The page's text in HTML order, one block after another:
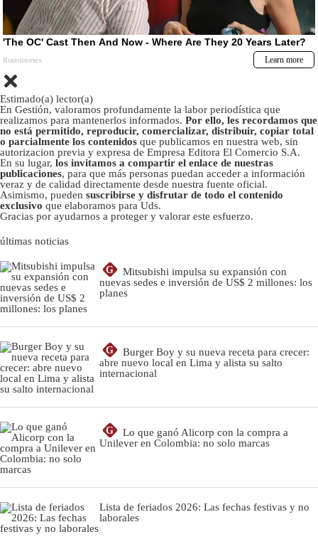
Estimado(a) lector(a)
En Gestión, valoramos profundamente la labor periodística que
realizamos para mantenerlos informados. Por ello, les recordamos que
no está permitido, reproducir, comercializar, distribuir, copiar total
o parcialmente los contenidos que publicamos en nuestra web, sin
autorizacion previa y expresa de Empresa Editora El Comercio S.A.
En su lugar, los invitamos a compartir el enlace de nuestras
publicaciones, para que más personas puedan acceder a información
veraz y de calidad directamente desde nuestra fuente oficial.
Asimismo, pueden suscribirse y disfrutar de todo el contenido
exclusivo que elaboramos para Uds.
Gracias por ayudarnos a proteger y valorar este esfuerzo.
últimas noticias
G
Mitsubishi impulsa su expansión con
nuevas sedes e inversión de US$ 2 millones: los
planes
G
Burger Boy y su nueva receta para crecer:
abre nuevo local en Lima y alista su salto
internacional
G
Lo que ganó Alicorp con la compra a
Unilever en Colombia: no solo marcas
Lista de feriados 2026: Las fechas festivas y no
laborales